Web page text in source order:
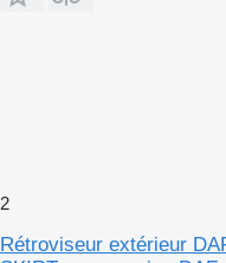
2
Rétroviseur extérieur